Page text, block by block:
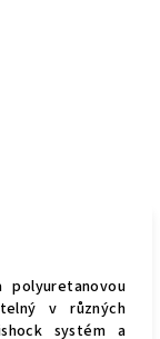
polyuretanovou
v různých
systém a